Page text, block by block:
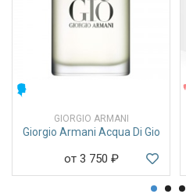
GIORGIO ARMANI
Giorgio Armani Acqua Di Gio
от 3 750 ₽